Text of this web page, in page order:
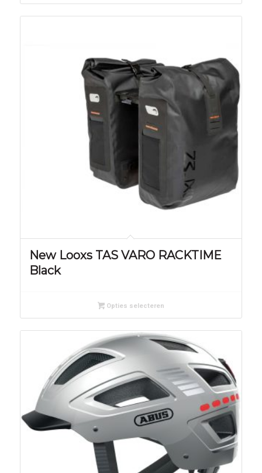
New Looxs TAS VARO RACKTIME
Black
Opties selecteren